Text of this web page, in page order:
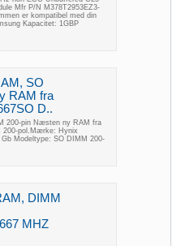
Mfr P/N M378T2953EZ3-
er kompatibel med din
Kapacitet: 1GBP
SO
RAM fra
D..
200-pin Næsten ny RAM fra
200-pol.Mærke: Hynix
Modeltype: SO DIMM 200-
DIMM
MHZ